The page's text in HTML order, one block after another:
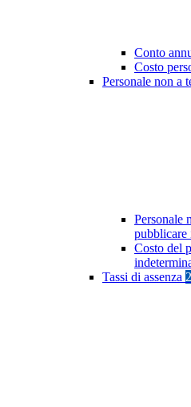
Conto
Costo
Personale non a
Personale
pubblicare
Costo del
Tassi di assenza